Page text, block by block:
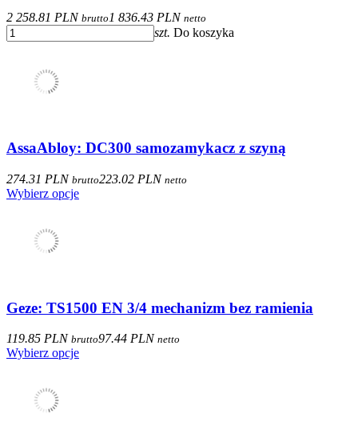
2 258.81 PLN brutto 1 836.43 PLN netto
szt. Do koszyka
AssaAbloy: DC300 samozamykacz z szyną
274.31 PLN brutto223.02 PLN netto
Wybierz opcje
Geze: TS1500 EN 3/4 mechanizm bez ramienia
119.85 PLN brutto97.44 PLN netto
Wybierz opcje